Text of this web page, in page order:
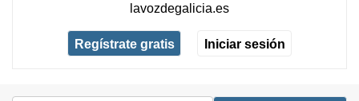
lavozdegalicia.es
Regístrate gratis Iniciar sesión